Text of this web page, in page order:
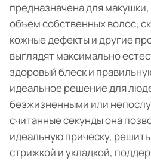
предназначена для
объем собственных волос,
кожные дефекты и другие
выглядят максимально
здоровый блеск и
идеальное решение для
безжизненными или
считанные секунды она
идеальную прическу,
стрижкой и укладкой,